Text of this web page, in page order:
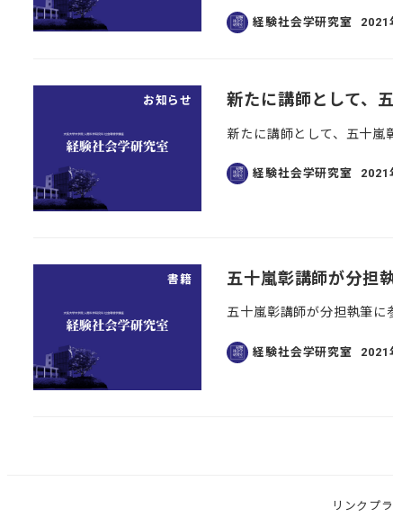
経験社会学研究室
投稿
2021
お知らせ 新たに講師として、
新たに講師として、五十嵐
経験社会学研究室
投稿
2021
書籍 五十嵐彰講師が分担
五十嵐彰講師が分担執筆に
経験社会学研究室
投稿
2021
リンク プ